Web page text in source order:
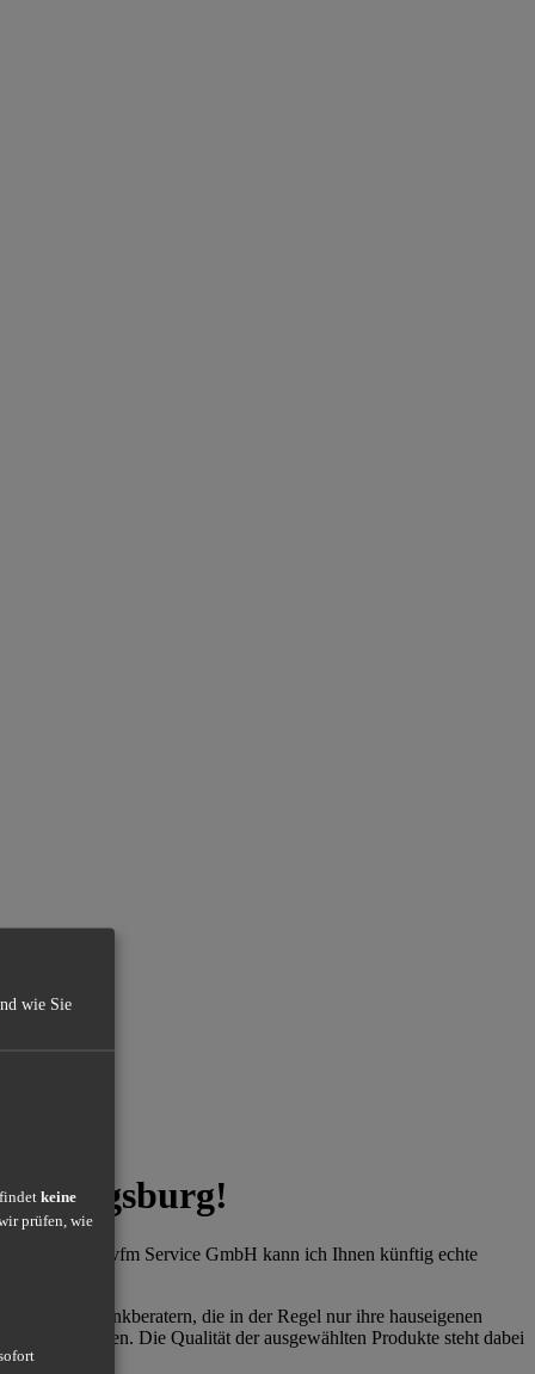
in Augsburg!
mit der vfm Service GmbH kann ich Ihnen künftig echte
und Bankberatern, die in der Regel nur ihre hauseigenen
Konditionen. Die Qualität der ausgewählten Produkte steht dabei
wie Sie
keine
prüfen, wie